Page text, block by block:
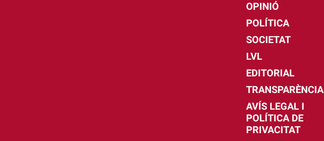
OPINIÓ
POLÍTICA
SOCIETAT
LVL
EDITORIAL
TRANSPARÈNCIA
AVÍS LEGAL I
POLÍTICA DE
PRIVACITAT